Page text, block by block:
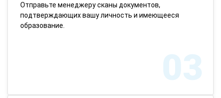
Отправьте менеджеру сканы документов,
подтверждающих вашу личность и имеющееся
образование.
03